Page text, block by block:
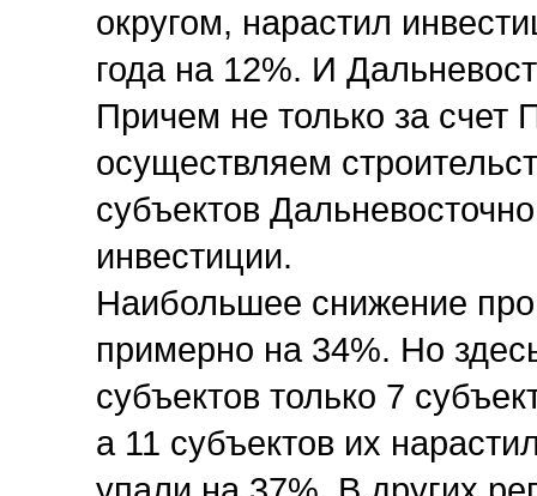
округом, нарастил
года на 12%. И
Причем не только за счет
осуществляем
субъектов
инвестиции.
Наибольшее снижение
примерно на 34%. Но
субъектов только 7
а 11 субъектов их